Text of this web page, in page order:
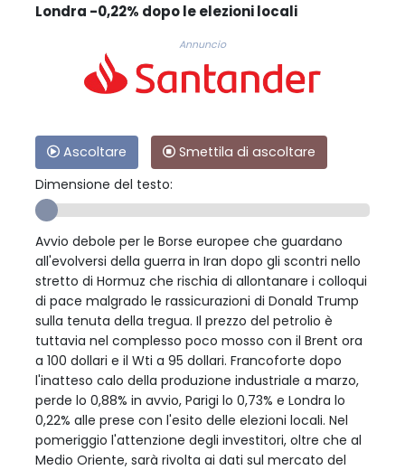
Londra -0,22% dopo le elezioni locali
Annuncio
Ascoltare
Smettila di ascoltare
Dimensione del testo:
Avvio debole per le Borse europee che guardano
all'evolversi della guerra in Iran dopo gli scontri nello
stretto di Hormuz che rischia di allontanare i colloqui
di pace malgrado le rassicurazioni di Donald Trump
sulla tenuta della tregua. Il prezzo del petrolio è
tuttavia nel complesso poco mosso con il Brent ora
a 100 dollari e il Wti a 95 dollari. Francoforte dopo
l'inatteso calo della produzione industriale a marzo,
perde lo 0,88% in avvio, Parigi lo 0,73% e Londra lo
0,22% alle prese con l'esito delle elezioni locali. Nel
pomeriggio l'attenzione degli investitori, oltre che al
Medio Oriente, sarà rivolta ai dati sul mercato del